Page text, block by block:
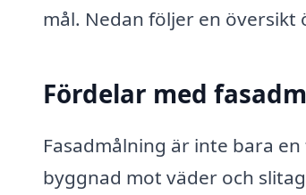
mål. Nedan följer en
Fördelar med
Fasadmålning är inte bara
byggnad mot väder och